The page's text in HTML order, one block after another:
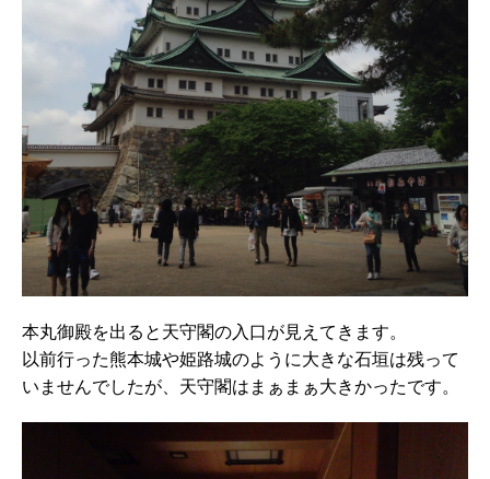
本丸御殿を出ると天守閣の入口が見えてきます。
以前行った熊本城や姫路城のように大きな石垣は残って
いませんでしたが、天守閣はまぁまぁ大きかったです。